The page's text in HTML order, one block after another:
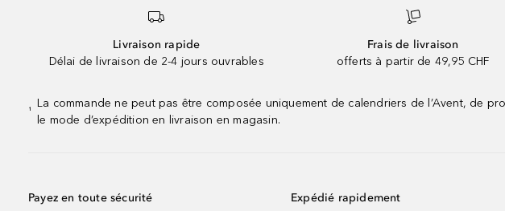
Livraison rapide
Délai de livraison de 2-4 jours ouvrables
Frais de livraison
offerts à partir de 49,95 CHF
¹
La commande ne peut pas être composée uniquement de calendriers de l’Avent, de
le mode d’expédition en livraison en magasin.
Payez en toute sécurité Expédié rapidement